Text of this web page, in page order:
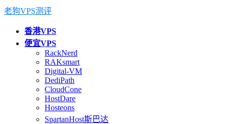
老狗VPS测评
香港VPS
便宜VPS
RackNerd
RAKsmart
Digital-VM
DediPath
CloudCone
HostDare
Hosteons
SpartanHost斯巴达